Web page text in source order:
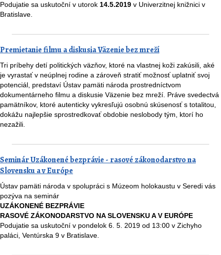
Podujatie sa uskutoční v utorok 14.5.2019 v Univerzitnej knižnici v
Bratislave.
Premietanie filmu a diskusia Väzenie bez mreží
Tri príbehy detí politických väzňov, ktoré na vlastnej koži zakúsili, aké
je vyrastať v neúplnej rodine a zároveň stratiť možnosť uplatniť svoj
potenciál, predstaví Ústav pamäti národa prostredníctvom
dokumentárneho filmu a diskusie Väzenie bez mreží. Práve svedectvá
pamätníkov, ktoré autenticky vykresľujú osobnú skúsenosť s totalitou,
dokážu najlepšie sprostredkovať obdobie neslobody tým, ktorí ho
nezažili.
Seminár Uzákonené bezprávie - rasové zákonodarstvo na
Slovensku a v Európe
Ústav pamäti národa v spolupráci s Múzeom holokaustu v Seredi vás
pozýva na seminár
UZÁKONENÉ BEZPRÁVIE
RASOVÉ ZÁKONODARSTVO NA SLOVENSKU A V EURÓPE
Podujatie sa uskutoční v pondelok 6. 5. 2019 od 13:00 v Zichyho
paláci, Ventúrska 9 v Bratislave.